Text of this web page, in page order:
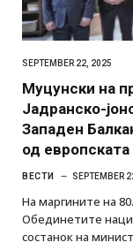
SEPTEMBER 22, 2025
Муцунски на
Јадранско-
Западен
од
ВЕСТИ SEPTEMBER
На маргините на
Обединетите
состанок на